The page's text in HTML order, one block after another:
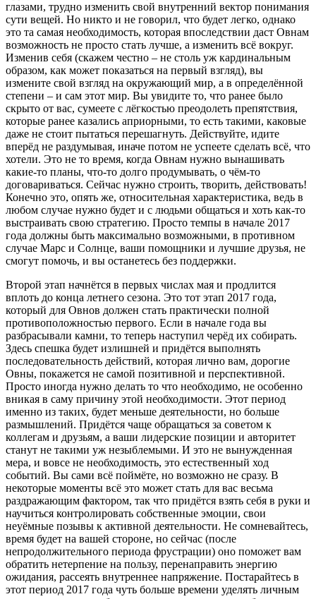
глазами, трудно изменить свой внутренний вектор понимания
сути вещей. Но никто и не говорил, что будет легко, однако
это та самая необходимость, которая впоследствии даст Овнам
возможность не просто стать лучше, а изменить всё вокруг.
Изменив себя (скажем честно – не столь уж кардинальным
образом, как может показаться на первый взгляд), вы
измените свой взгляд на окружающий мир, а в определённой
степени – и сам этот мир. Вы увидите то, что ранее было
скрыто от вас, сумеете с лёгкостью преодолеть препятствия,
которые ранее казались априорными, то есть такими, каковые
даже не стоит пытаться перешагнуть. Действуйте, идите
вперёд не раздумывая, иначе потом не успеете сделать всё, что
хотели. Это не то время, когда Овнам нужно вынашивать
какие-то планы, что-то долго продумывать, о чём-то
договариваться. Сейчас нужно строить, творить, действовать!
Конечно это, опять же, относительная характеристика, ведь в
любом случае нужно будет и с людьми общаться и хоть как-то
выстраивать свою стратегию. Просто темпы в начале 2017
года должны быть максимально возможными, в противном
случае Марс и Солнце, ваши помощники и лучшие друзья, не
смогут помочь, и вы останетесь без поддержки.
Второй этап начнётся в первых числах мая и продлится
вплоть до конца летнего сезона. Это тот этап 2017 года,
который для Овнов должен стать практически полной
противоположностью первого. Если в начале года вы
разбрасывали камни, то теперь наступил черёд их собирать.
Здесь спешка будет излишней и придётся выполнять
последовательность действий, которая лично вам, дорогие
Овны, покажется не самой позитивной и перспективной.
Просто иногда нужно делать то что необходимо, не особенно
вникая в саму причину этой необходимости. Этот период
именно из таких, будет меньше деятельности, но больше
размышлений. Придётся чаще обращаться за советом к
коллегам и друзьям, а ваши лидерские позиции и авторитет
станут не такими уж незыблемыми. И это не вынужденная
мера, и вовсе не необходимость, это естественный ход
событий. Вы сами всё поймёте, но возможно не сразу. В
некоторые моменты всё это может стать для вас весьма
раздражающим фактором, так что придётся взять себя в руки и
научиться контролировать собственные эмоции, свои
неуёмные позывы к активной деятельности. Не сомневайтесь,
время будет на вашей стороне, но сейчас (после
непродолжительного периода фрустрации) оно поможет вам
обратить нетерпение на пользу, перенаправить энергию
ожидания, рассеять внутреннее напряжение. Постарайтесь в
этот период 2017 года чуть больше времени уделять личным